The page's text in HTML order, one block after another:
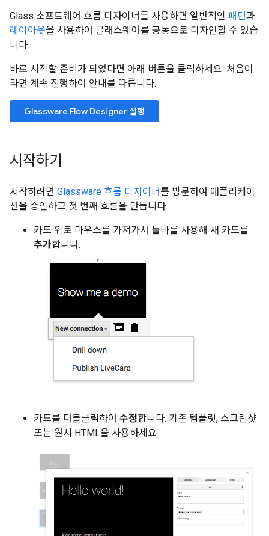
Glass 소프트웨어 흐름 디자이너를 사용하면 일반적인 패턴과
레이아웃을 사용하여 글래스웨어를 공동으로 디자인할 수 있습
니다.
바로 시작할 준비가 되었다면 아래 버튼을 클릭하세요. 처음이
라면 계속 진행하여 안내를 따릅니다.
Glassware Flow Designer 실행
시작하기
시작하려면 Glassware 흐름 디자이너를 방문하여 애플리케이
션을 승인하고 첫 번째 흐름을 만듭니다.
카드 위로 마우스를 가져가서 툴바를 사용해 새 카드를
추가합니다.
카드를 더블클릭하여 수정합니다. 기존 템플릿, 스크린샷
또는 원시 HTML을 사용하세요